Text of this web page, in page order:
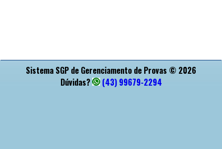
Sistema SGP de Gerenciamento de Provas © 2026
Dúvidas?
(43) 99679-2294